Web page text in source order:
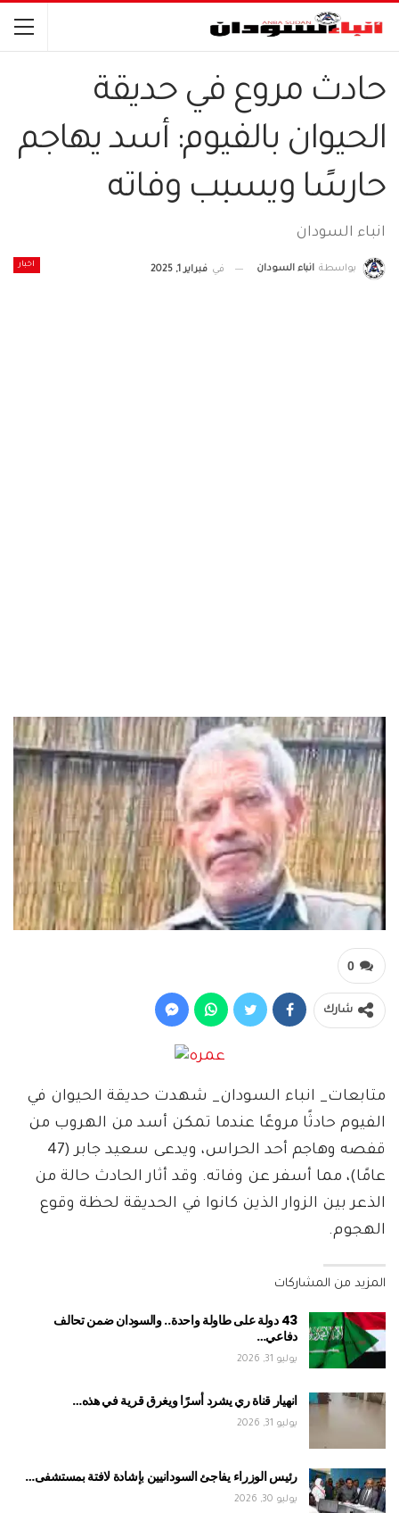
حادث مروع في حديقة
الحيوان بالفيوم: أسد يهاجم
حارسًا ويسبب وفاته
انباء السودان
اخبار بواسطة انباء السودان في فبراير 1, 2025
0
شارك
متابعات_ انباء السودان_ شهدت حديقة الحيوان في
الفيوم حادثًا مروعًا عندما تمكن أسد من الهروب من
قفصه وهاجم أحد الحراس، ويدعى سعيد جابر (47
عامًا)، مما أسفر عن وفاته. وقد أثار الحادث حالة من
الذعر بين الزوار الذين كانوا في الحديقة لحظة وقوع
الهجوم.
المزيد من المشاركات
43 دولة على طاولة واحدة.. والسودان ضمن تحالف
دفاعي…
يوليو 31, 2026
انهيار قناة ري يشرد أسرًا ويغرق قرية في هذه…
يوليو 31, 2026
رئيس الوزراء يفاجئ السودانيين بإشادة لافتة بمستشفى…
يوليو 30, 2026